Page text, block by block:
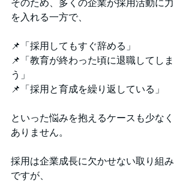
そのため、多くの企業が採用活動に力
を入れる一方で、
📌「採用してもすぐ辞める」
📌「教育が終わった頃に退職してしま
う」
📌「採用と育成を繰り返している」
といった悩みを抱えるケースも少なく
ありません。
採用は企業成長に欠かせない取り組み
ですが、